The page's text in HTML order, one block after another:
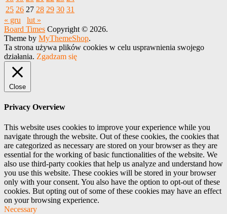
25 26 27 28 29 30 31
« gru
lut »
Board Times Copyright © 2026.
Theme by MyThemeShop.
Ta strona używa plików cookies w celu usprawnienia swojego
działania. Zgadzam się
Close
Privacy Overview
This website uses cookies to improve your experience while you
navigate through the website. Out of these cookies, the cookies that
are categorized as necessary are stored on your browser as they are
essential for the working of basic functionalities of the website. We
also use third-party cookies that help us analyze and understand how
you use this website. These cookies will be stored in your browser
only with your consent. You also have the option to opt-out of these
cookies. But opting out of some of these cookies may have an effect
on your browsing experience.
Necessary